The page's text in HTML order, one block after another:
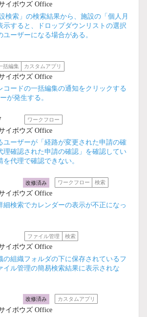
イボウズ Office
検索」の検索結果から、施設の「個人月
示すると、ドロップダウンリストの選択
ユーザーになる場合がある。
括編集 カスタムアプリ
イボウズ Office
コードの一括編集の通知をクリックする
が発生する。
ワークフロー
イボウズ Office
ユーザーが「経路が変更された申請の確
理確認された申請の確認」を確認してい
を代理で確認できない。
改修済み ワークフロー 検索
イボウズ Office
細検索でカレンダーの表示が不正になっ
ファイル管理 検索
イボウズ Office
の組織フォルダの下に保存されているフ
イル管理の簡易検索結果に表示されな
改修済み カスタムアプリ
イボウズ Office